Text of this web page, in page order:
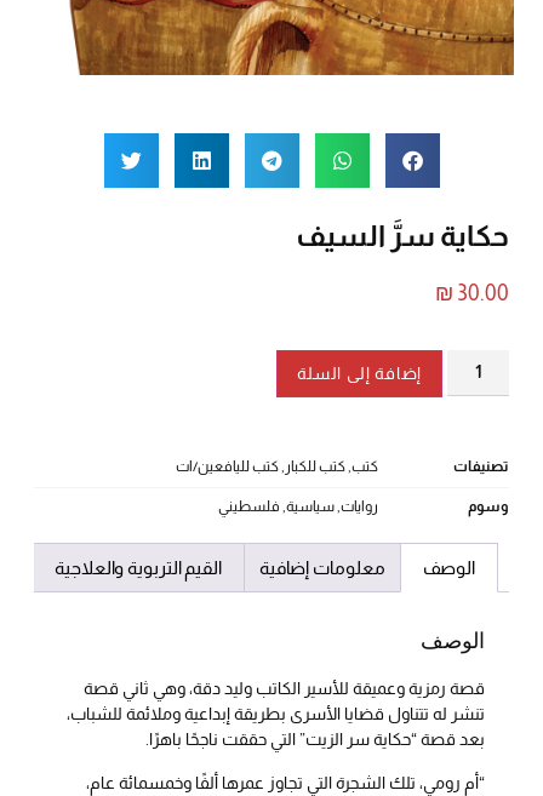
حكاية سرَّ السيف
₪ 30.00
إضافة إلى السلة
تصنيفات كتب,كتب للكبار ,كتب لليافعين/ات
وسوم روايات,سياسية, فلسطيني
الوصف معلومات إضافية القيم التربوية والعلاجية
الوصف
قصة رمزية وعميقة للأسير الكاتب وليد دقة، وهي ثاني قصة
تنشر له تتناول قضايا الأسرى بطريقة إبداعية وملائمة للشباب،
بعد قصة “حكاية سر الزيت” التي حققت ناجحًا باهرًا.
“أم رومي، تلك الشجرة التي تجاوز عمرها ألفًا وخمسمائة عام،